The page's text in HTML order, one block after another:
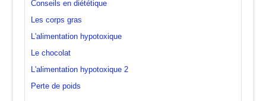
Conseils en diététique
Les corps gras
L'alimentation hypotoxique
Le chocolat
L'alimentation hypotoxique 2
Perte de poids